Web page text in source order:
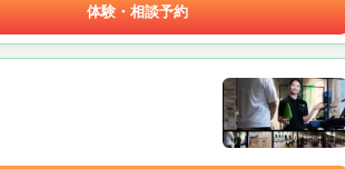
体験・相談予約